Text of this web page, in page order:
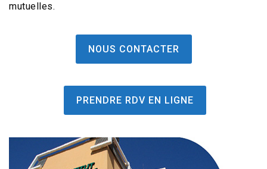
mutuelles.
NOUS CONTACTER
PRENDRE RDV EN LIGNE